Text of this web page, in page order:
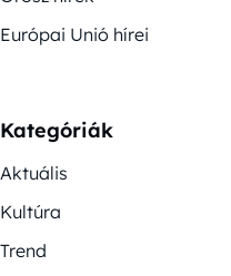
Európai Unió hírei
Kategóriák
Aktuális
Kultúra
Trend